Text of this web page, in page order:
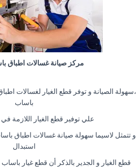
مركز صيانة غسالات اطباق
،سهولة الصيانة و توفر قطع الغيار
باساب
علي توفير قطع الغيار اللازمة
و تتمثل لاسيما سهولة صيانة غسالات اطباق
استبدال
قطع الغيار و الجدير بالذكر أن قطع غيار